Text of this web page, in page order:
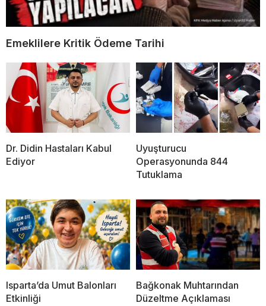
Emeklilere Kritik Ödeme Tarihi
Dr. Didin Hastaları Kabul
Ediyor
Uyuşturucu
Operasyonunda 844
Tutuklama
Isparta’da Umut Balonları
Etkinliği
Bağkonak Muhtarından
Düzeltme Açıklaması